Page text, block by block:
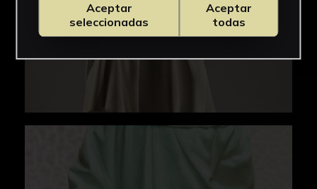
Aceptar
seleccionadas
Aceptar
todas